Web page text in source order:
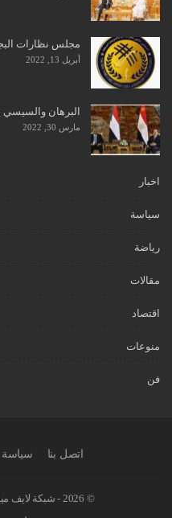
مجلس نظارات
أبريل 13, 2022
البرهان والسيسي
مارس 30, 2022
اخبار
سياسة
رياضة
مقالات
اقتصاد
منوعات
فن
اتصل بنا سياسة
© 2026 - شبكة لايف ميديا. جميع الحقوق محفوظة.